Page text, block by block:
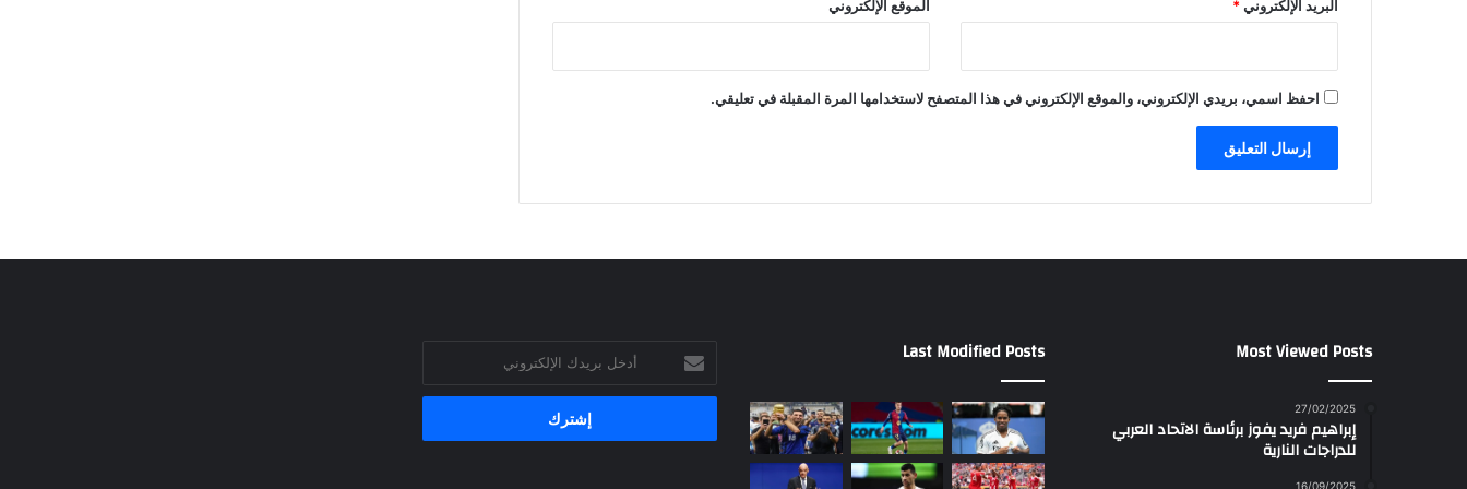
البريد الإلكتروني* الموقع الإلكتروني
احفظ اسمي، بريدي الإلكتروني، والموقع الإلكتروني في هذا المتصفح لاستخدامها المرة المقبلة في تعليقي.
Most Viewed Posts
27/02/2025
إبراهيم فريد يفوز برئاسة الاتحاد العربي
للدراجات النارية
16/09/2025
Last Modified Posts
بريدك
الإلكتروني